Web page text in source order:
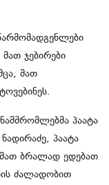
მათ ჯებირები
მათ
პაატა
პაატა
მათ ბრალად ედებათ
ძალადობით